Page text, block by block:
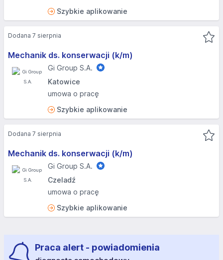
Szybkie aplikowanie
Mechanik ds. konserwacji (k/m)
Gi Group S.A.
Katowice
umowa o pracę
Szybkie aplikowanie
Dodana 7 sierpnia
Mechanik ds. konserwacji (k/m)
Gi Group S.A.
Czeladź
umowa o pracę
Szybkie aplikowanie
Dodana 7 sierpnia
Praca alert - powiadomienia